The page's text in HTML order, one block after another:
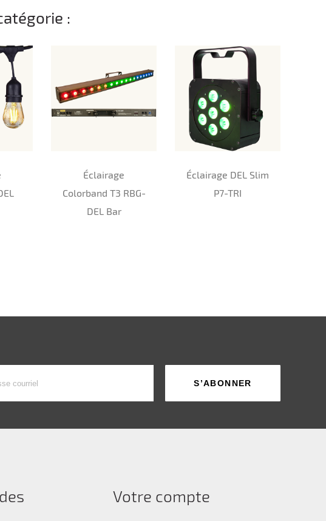
:
Éclairage
Colorband T3 RBG-
DEL Bar
Éclairage DEL Slim
P7-TRI
Votre compte